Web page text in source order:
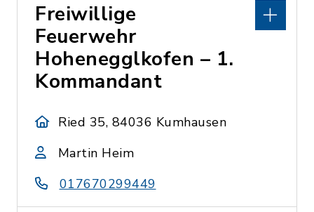
Freiwillige
Feuerwehr
Hohenegglkofen – 1.
Kommandant
Ried 35, 84036 Kumhausen
Martin Heim
017670299449